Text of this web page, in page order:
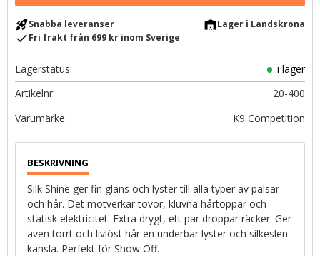
rocket_launchSnabba leveranser warehouseLager i Landskrona
checkFri frakt från 699 kr inom Sverige
Lagerstatus
i lager
Artikelnr
20-400
K9 Competition
Silk Shine ger fin glans och lyster till alla typer av pälsar
och hår. Det motverkar tovor, kluvna hårtoppar och
statisk elektricitet. Extra drygt, ett par droppar räcker. Ger
även torrt och livlöst hår en underbar lyster och silkeslen
känsla. Perfekt för Show Off.